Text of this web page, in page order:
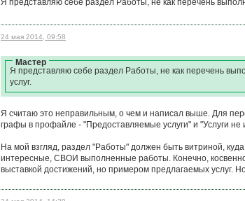
Я представляю себе раздел Работы, не как перечень
24 мая 2014, 09:58
Мастер
Я представляю себе раздел Работы, не как перечень
услуг.
Я считаю это неправильным, о чем и написал выше. Для
графы в профайле - "Предоставляемые услуги" и "Услуги не
На мой взгляд, раздел "Работы" должен быть витриной,
интересные, СВОИ выполненные работы. Конечно,
выставкой достижений, но примером предлагаемых услуг.